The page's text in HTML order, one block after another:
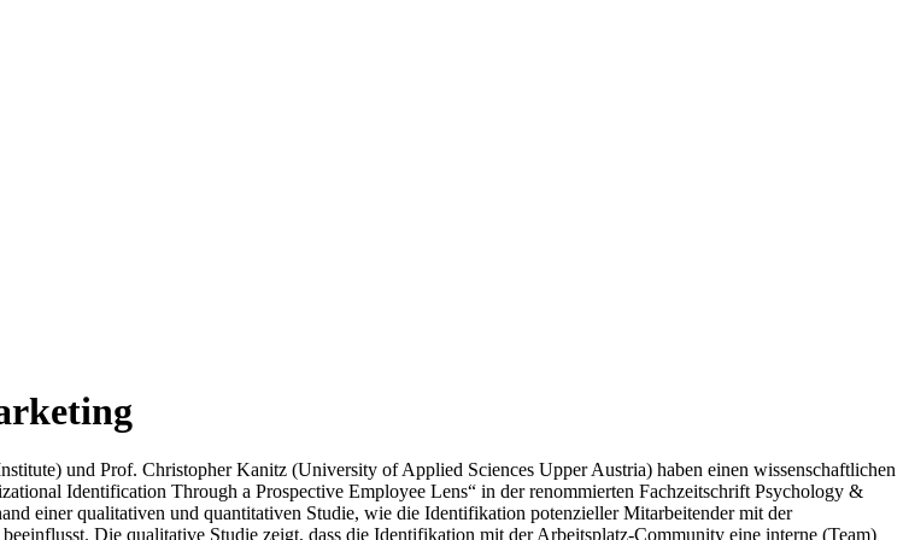
und Prof. Christopher Kanitz (University of Applied Sciences Upper Austria) haben einen wissenschaftlichen
Identification Through a Prospective Employee Lens“ in der renommierten Fachzeitschrift Psychology &
einer qualitativen und quantitativen Studie, wie die Identifikation potenzieller Mitarbeitender mit der
Die qualitative Studie zeigt, dass die Identifikation mit der Arbeitsplatz-Community eine interne (Team)